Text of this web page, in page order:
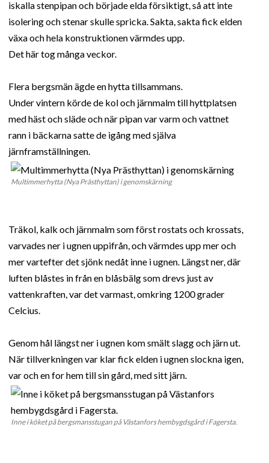
iskalla stenpipan och började elda försiktigt, så att inte
isolering och stenar skulle spricka. Sakta, sakta fick elden
växa och hela konstruktionen värmdes upp.
Det här tog många veckor.
Flera bergsmän ägde en hytta tillsammans.
Under vintern körde de kol och järnmalm till hyttplatsen
med häst och släde och när pipan var varm och vattnet
rann i bäckarna satte de igång med själva
järnframställningen.
Multimmerhytta (Nya Prästhyttan) i genomskärning
Träkol, kalk och järnmalm som först rostats och krossats,
varvades ner i ugnen uppifrån, och värmdes upp mer och
mer vartefter det sjönk nedåt inne i ugnen. Längst ner, där
luften blåstes in från en blåsbälg som drevs just av
vattenkraften, var det varmast, omkring 1200 grader
Celcius.
Genom hål längst ner i ugnen kom smält slagg och järn ut.
När tillverkningen var klar fick elden i ugnen slockna igen,
var och en for hem till sin gård, med sitt järn.
Inne i köket på bergsmansstugan på Västanfors hembygdsgård i Fagersta.